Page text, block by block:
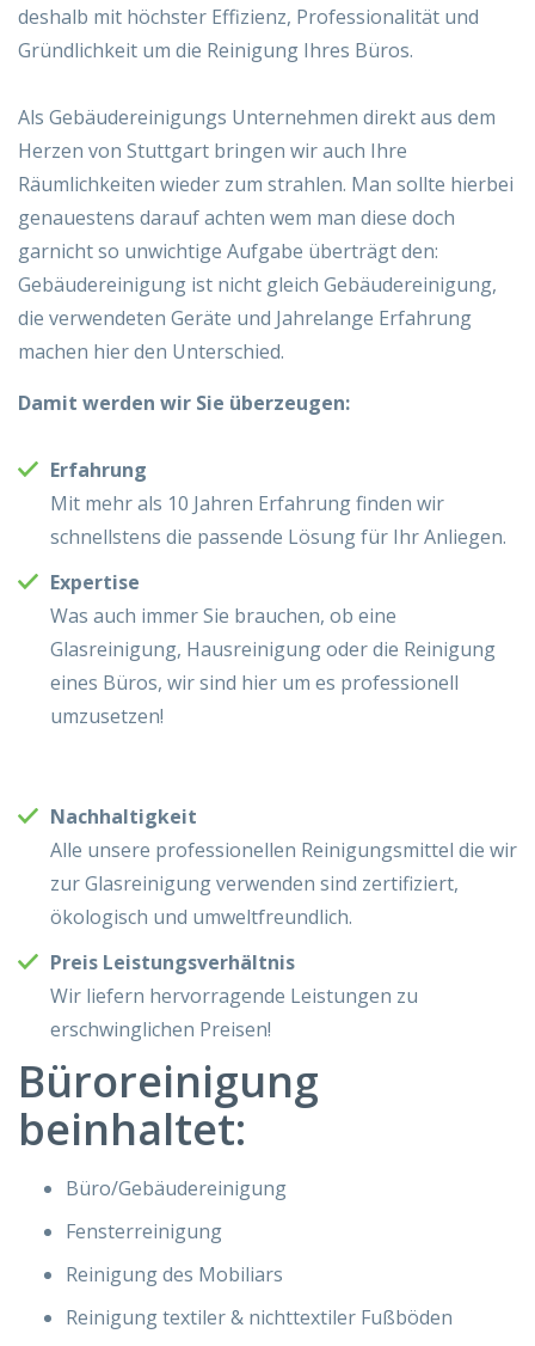
deshalb mit höchster Effizienz, Professionalität und
Gründlichkeit um die Reinigung Ihres Büros.
Als Gebäudereinigungs Unternehmen direkt aus dem
Herzen von Stuttgart bringen wir auch Ihre
Räumlichkeiten wieder zum strahlen. Man sollte hierbei
genauestens darauf achten wem man diese doch
garnicht so unwichtige Aufgabe überträgt den:
Gebäudereinigung ist nicht gleich Gebäudereinigung,
die verwendeten Geräte und Jahrelange Erfahrung
machen hier den Unterschied.
Damit werden wir Sie überzeugen:
Erfahrung
Mit mehr als 10 Jahren Erfahrung finden wir
schnellstens die passende Lösung für Ihr Anliegen.
Expertise
Was auch immer Sie brauchen, ob eine
Glasreinigung, Hausreinigung oder die Reinigung
eines Büros, wir sind hier um es professionell
umzusetzen!
Nachhaltigkeit
Alle unsere professionellen Reinigungsmittel die wir
zur Glasreinigung verwenden sind zertifiziert,
ökologisch und umweltfreundlich.
Preis Leistungsverhältnis
Wir liefern hervorragende Leistungen zu
erschwinglichen Preisen!
Büroreinigung
beinhaltet:
Büro/Gebäudereinigung
Fensterreinigung
Reinigung des Mobiliars
Reinigung textiler & nichttextiler Fußböden